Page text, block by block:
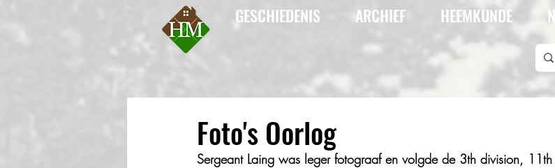
GESCHIEDENIS ARCHIEF HEEMKUNDE
Foto's Oorlog
Sergeant Laing was leger fotograaf en volgde de 3th division,